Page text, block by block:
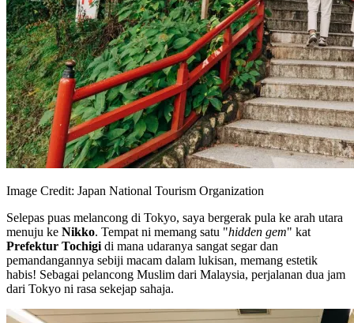
Image Credit: Japan National Tourism Organization
Selepas puas melancong di Tokyo, saya bergerak pula ke arah utara
menuju ke Nikko. Tempat ni memang satu "hidden gem" kat
Prefektur Tochigi di mana udaranya sangat segar dan
pemandangannya sebiji macam dalam lukisan, memang estetik
habis! Sebagai pelancong Muslim dari Malaysia, perjalanan dua jam
dari Tokyo ni rasa sekejap sahaja.